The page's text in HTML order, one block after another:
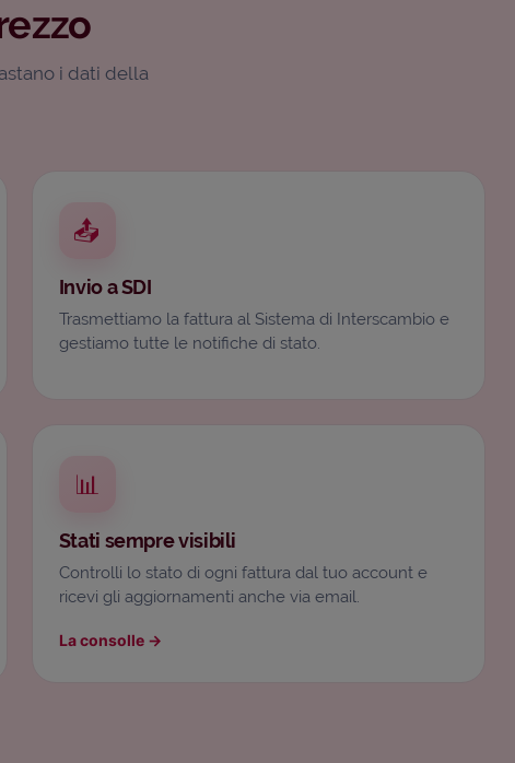
i dati della
📤
Invio a SDI
Trasmettiamo la fattura al Sistema di Interscambio e
gestiamo tutte le notifiche di stato.
📊
Stati sempre visibili
Controlli lo stato di ogni fattura dal tuo account e
ricevi gli aggiornamenti anche via email.
La consolle →